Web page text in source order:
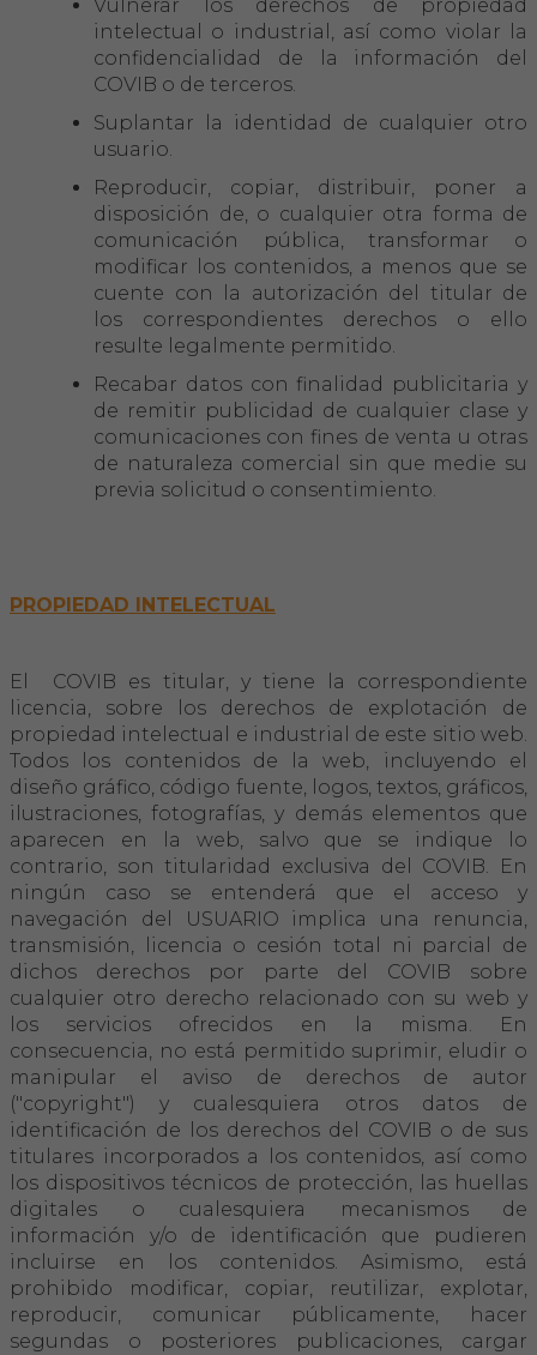
Vulnerar los derechos de propiedad
intelectual o industrial, así como violar la
confidencialidad de la información del
COVIB o de terceros.
Suplantar la identidad de cualquier otro
usuario.
Reproducir, copiar, distribuir, poner a
disposición de, o cualquier otra forma de
comunicación pública, transformar o
modificar los contenidos, a menos que se
cuente con la autorización del titular de
los correspondientes derechos o ello
resulte legalmente permitido.
Recabar datos con finalidad publicitaria y
de remitir publicidad de cualquier clase y
comunicaciones con fines de venta u otras
de naturaleza comercial sin que medie su
previa solicitud o consentimiento.
PROPIEDAD INTELECTUAL
El COVIB es titular, y tiene la correspondiente
licencia, sobre los derechos de explotación de
propiedad intelectual e industrial de este sitio web.
Todos los contenidos de la web, incluyendo el
diseño gráfico, código fuente, logos, textos, gráficos,
ilustraciones, fotografías, y demás elementos que
aparecen en la web, salvo que se indique lo
contrario, son titularidad exclusiva del COVIB. En
ningún caso se entenderá que el acceso y
navegación del USUARIO implica una renuncia,
transmisión, licencia o cesión total ni parcial de
dichos derechos por parte del COVIB sobre
cualquier otro derecho relacionado con su web y
los servicios ofrecidos en la misma. En
consecuencia, no está permitido suprimir, eludir o
manipular el aviso de derechos de autor
("copyright") y cualesquiera otros datos de
identificación de los derechos del COVIB o de sus
titulares incorporados a los contenidos, así como
los dispositivos técnicos de protección, las huellas
digitales o cualesquiera mecanismos de
información y/o de identificación que pudieren
incluirse en los contenidos. Asimismo, está
prohibido modificar, copiar, reutilizar, explotar,
reproducir, comunicar públicamente, hacer
segundas o posteriores publicaciones, cargar